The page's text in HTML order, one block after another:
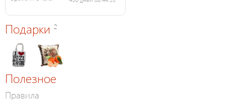
Подарки 2
Полезное
Правила